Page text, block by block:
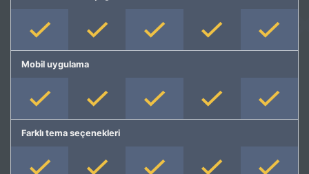
Mobil uygulama
Farklı tema seçenekleri